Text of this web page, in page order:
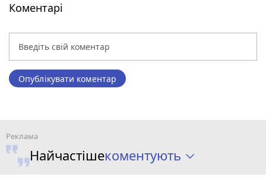
Коментарі
Опублікувати коментар
Найчастішекоментують